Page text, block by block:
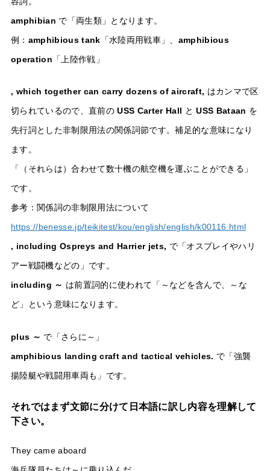
amphibian で「両生類」となります。
例： amphibious tank 「水陸両用戦車」、 amphibious
operation 「上陸作戦」
, which together can carry dozens of aircraft, はカンマで区
切られているので、直前のUSS Carter Hall と USS Bataan を
先行詞とした非制限用法の関係詞節です。補足的な意味になり
ます。
「（それらは）合わせて数十機の航空機を運ぶことができる」
です。
参考：関係詞の非制限用法について
https://benesse.jp/teikitest/kou/english/english/k00116.html
, including Ospreys and Harrier jets, で「オスプレイやハリ
アー戦闘機などの」です。
including ～ は前置詞的に使われて「～などを含んで、～な
ど」という意味になります。
plus ～ で「さらに～」
amphibious landing craft and tactical vehicles. で「強襲
揚陸艇や戦闘用車両も」です。
それではまず文節に分けて日本語に訳し内容を理解して
下さい。
They came aboard